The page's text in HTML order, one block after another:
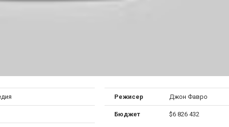
Режисер Джон Фавро
Бюджет $6 826 432